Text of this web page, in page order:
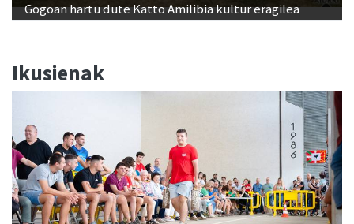
Gogoan hartu dute Katto Amilibia kultur eragilea
Ikusienak